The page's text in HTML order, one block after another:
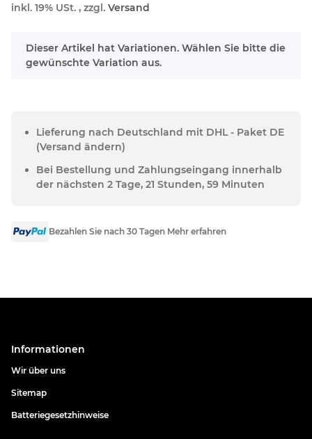
inkl. 19% USt. , zzgl. Versand
x
Dieser Artikel hat Variationen. Wählen Sie bitte die
gewünschte Variation aus.
Lieferung nach Deutschland mit DHL - Paket DE
(Versand ändern)
Bei Bestellung und Zahlungseingang innerhalb
der nächsten 2 Tage, 21 Stunden, 59 Minuten
Bezahlen Sie nach 30 Tagen Mehr erfahren
Informationen
Wir über uns
Sitemap
Batteriegesetzhinweise